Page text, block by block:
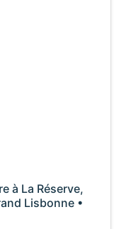
à La Réserve,
Lisbonne •